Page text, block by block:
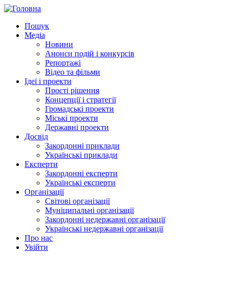
Пошук
Медіа
Новини
Анонси подій і конкурсів
Репортажі
Відео та фільми
Ідеї і проекти
Прості рішення
Концепції і стратегії
Громадські проекти
Міські проекти
Державні проекти
Досвід
Закордонні приклади
Українські приклади
Експерти
Закордонні експерти
Українські експерти
Організації
Світові організації
Муніципальні організації
Закордонні недержавні організації
Українські недержавні організації
Про нас
Увійти